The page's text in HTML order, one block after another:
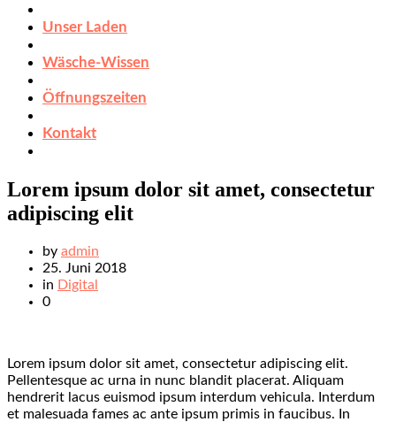
Unser Laden
Wäsche-Wissen
Öffnungszeiten
Kontakt
Lorem ipsum dolor sit amet, consectetur
adipiscing elit
by admin
25. Juni 2018
in Digital
0
Lorem ipsum dolor sit amet, consectetur adipiscing elit.
Pellentesque ac urna in nunc blandit placerat. Aliquam
hendrerit lacus euismod ipsum interdum vehicula. Interdum
et malesuada fames ac ante ipsum primis in faucibus. In